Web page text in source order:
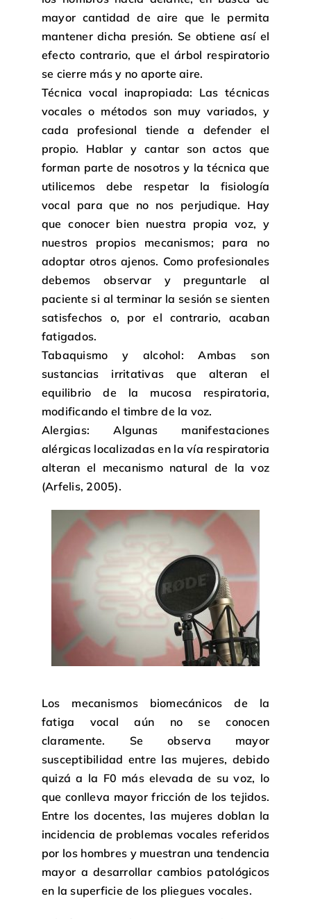
mayor cantidad de aire que le permita
mantener dicha presión. Se obtiene así el
efecto contrario, que el árbol respiratorio
se cierre más y no aporte aire.
Técnica vocal inapropiada: Las técnicas
vocales o métodos son muy variados, y
cada profesional tiende a defender el
propio. Hablar y cantar son actos que
forman parte de nosotros y la técnica que
utilicemos debe respetar la fisiología
vocal para que no nos perjudique. Hay
que conocer bien nuestra propia voz, y
nuestros propios mecanismos; para no
adoptar otros ajenos. Como profesionales
debemos observar y preguntarle al
paciente si al terminar la sesión se sienten
satisfechos o, por el contrario, acaban
fatigados.
Tabaquismo y alcohol: Ambas son
sustancias irritativas que alteran el
equilibrio de la mucosa respiratoria,
modificando el timbre de la voz.
Alergias: Algunas manifestaciones
alérgicas localizadas en la vía respiratoria
alteran el mecanismo natural de la voz
(Arfelis, 2005).
Los mecanismos biomecánicos de la
fatiga vocal aún no se conocen
claramente. Se observa mayor
susceptibilidad entre las mujeres, debido
quizá a la F0 más elevada de su voz, lo
que conlleva mayor fricción de los tejidos.
Entre los docentes, las mujeres doblan la
incidencia de problemas vocales referidos
por los hombres y muestran una tendencia
mayor a desarrollar cambios patológicos
en la superficie de los pliegues vocales.